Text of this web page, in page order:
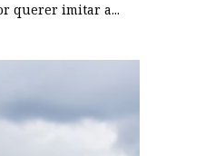
querer imitar a...